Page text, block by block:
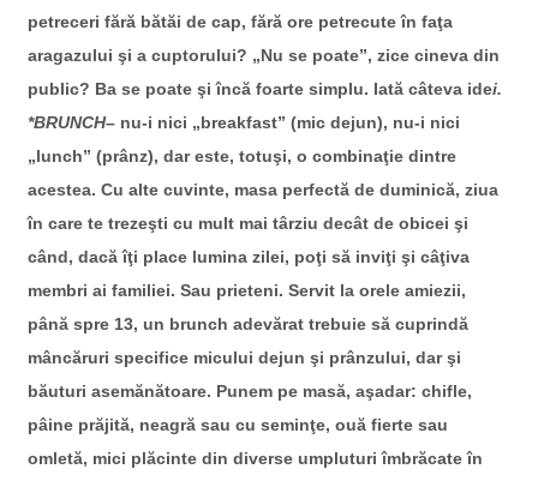
petreceri fără bătăi de cap, fără ore petrecute în faţa
aragazului şi a cuptorului? „Nu se poate”, zice cineva din
public? Ba se poate şi încă foarte simplu. Iată câteva idei.
*BRUNCH– nu-i nici „breakfast” (mic dejun), nu-i nici
„lunch” (prânz), dar este, totuşi, o combinaţie dintre
acestea. Cu alte cuvinte, masa perfectă de duminică, ziua
în care te trezeşti cu mult mai târziu decât de obicei şi
când, dacă îţi place lumina zilei, poţi să inviţi şi câţiva
membri ai familiei. Sau prieteni. Servit la orele amiezii,
până spre 13, un brunch adevărat trebuie să cuprindă
mâncăruri specifice micului dejun şi prânzului, dar şi
băuturi asemănătoare. Punem pe masă, aşadar: chifle,
pâine prăjită, neagră sau cu seminţe, ouă fierte sau
omletă, mici plăcinte din diverse umpluturi îmbrăcate în